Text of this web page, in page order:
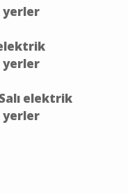
yerler
elektrik
yerler
elektrik
yerler